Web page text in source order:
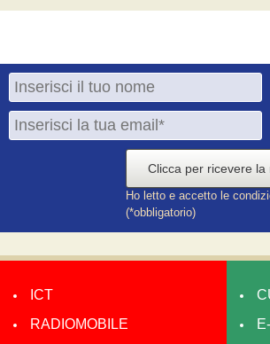
Clicca per ricevere
Ho letto e accetto le
(*obbligatorio)
ICT
RADIOMOBILE